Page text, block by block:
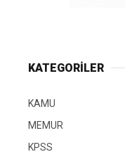
KATEGORİLER
KAMU
MEMUR
KPSS